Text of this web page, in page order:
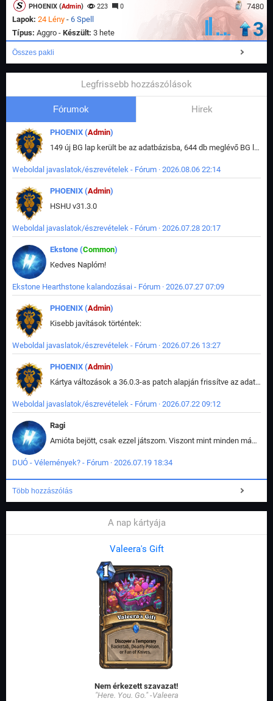
7480
PHOENIX (Admin) 223 0
Lapok: 24 Lény - 6 Spell
Típus: Aggro - Készült: 3 hete 3
Összes pakli
Legfrissebb hozzászólások
Fórumok Hirek
PHOENIX (Admin)
149 új BG lap került be az adatbázisba, 644 db meglévő BG lap módosult, bekerültek az új képek a megváltozott lapokhoz is.
Weboldal javaslatok/észrevételek - Fórum · 2026.08.06 22:14
PHOENIX (Admin)
HSHU v31.3.0
Weboldal javaslatok/észrevételek - Fórum · 2026.07.28 20:17
Ekstone (Common)
Kedves Naplóm!
Ekstone Hearthstone kalandozásai - Fórum · 2026.07.27 07:09
PHOENIX (Admin)
Kisebb javítások történtek:
Weboldal javaslatok/észrevételek - Fórum · 2026.07.26 13:27
PHOENIX (Admin)
Kártya változások a 36.0.3-as patch alapján frissítve az adatbázisban (képek is cserélve).
Weboldal javaslatok/észrevételek - Fórum · 2026.07.22 09:12
Ragi
Amióta bejött, csak ezzel játszom. Viszont mint minden más - akár az alapjáték is, ez is baromira összetett lett. Néha már pár kör után is esélytelen az egész. Vagy irreállisan túltápol valaki, vagy lelép a partner, vagy csak hülye mint a segg. És amikor eljönne az én időm, na akkor jön el mindenki másé is. Engem jobban érdekelne, hogy ki milyen ratingen szokott játszani. Na ez lenne egy érdekes adat.
DUÓ - Vélemények? - Fórum · 2026.07.19 18:34
Több hozzászólás
A nap kártyája
Valeera's Gift
Nem érkezett szavazat!
"Here. You. Go." -Valeera